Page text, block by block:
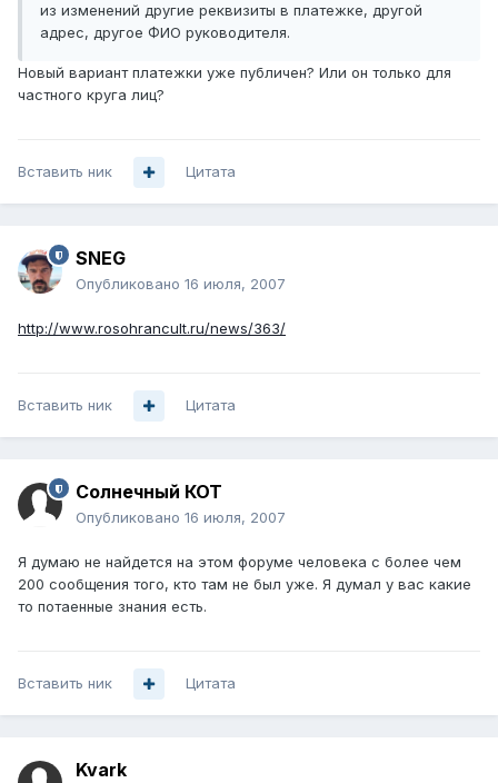
из изменений другие реквизиты в платежке, другой
адрес, другое ФИО руководителя.
Новый вариант платежки уже публичен? Или он только для
частного круга лиц?
Вставить ник Цитата
SNEG
Опубликовано 16 июля, 2007
http://www.rosohrancult.ru/news/363/
Вставить ник Цитата
Солнечный КОТ
Опубликовано 16 июля, 2007
Я думаю не найдется на этом форуме человека с более чем
200 сообщения того, кто там не был уже. Я думал у вас какие
то потаенные знания есть.
Вставить ник Цитата
Kvark